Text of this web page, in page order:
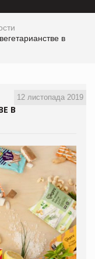
в
12 листопада 2019
В